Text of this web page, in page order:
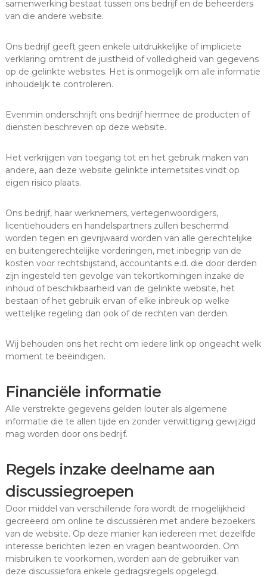
samenwerking bestaat tussen ons bedrijf en de beheerders
van die andere website.
Ons bedrijf geeft geen enkele uitdrukkelijke of impliciete
verklaring omtrent de juistheid of volledigheid van gegevens
op de gelinkte websites. Het is onmogelijk om alle informatie
inhoudelijk te controleren.
Evenmin onderschrijft ons bedrijf hiermee de producten of
diensten beschreven op deze website.
Het verkrijgen van toegang tot en het gebruik maken van
andere, aan deze website gelinkte internetsites vindt op
eigen risico plaats.
Ons bedrijf, haar werknemers, vertegenwoordigers,
licentiehouders en handelspartners zullen beschermd
worden tegen en gevrijwaard worden van alle gerechtelijke
en buitengerechtelijke vorderingen, met inbegrip van de
kosten voor rechtsbijstand, accountants e.d. die door derden
zijn ingesteld ten gevolge van tekortkomingen inzake de
inhoud of beschikbaarheid van de gelinkte website, het
bestaan of het gebruik ervan of elke inbreuk op welke
wettelijke regeling dan ook of de rechten van derden.
Wij behouden ons het recht om iedere link op ongeacht welk
moment te beëindigen.
Financiële informatie
Alle verstrekte gegevens gelden louter als algemene
informatie die te allen tijde en zonder verwittiging gewijzigd
mag worden door ons bedrijf.
Regels inzake deelname aan
discussiegroepen
Door middel van verschillende fora wordt de mogelijkheid
gecreëerd om online te discussiëren met andere bezoekers
van de website. Op deze manier kan iedereen met dezelfde
interesse berichten lezen en vragen beantwoorden. Om
misbruiken te voorkomen, worden aan de gebruiker van
deze discussiefora enkele gedragsregels opgelegd.